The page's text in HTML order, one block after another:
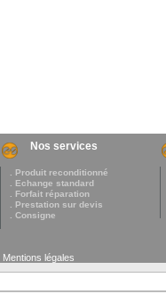
Nos services
. Produit reconditionné
. Echange standard
. Forfait réparation
. Prestation sur devis
. Consigne
Mentions légales